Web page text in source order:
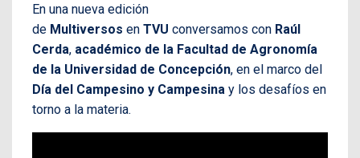
En una nueva edición
de Multiversos en TVU conversamos con Raúl
Cerda, académico de la Facultad de Agronomía
de la Universidad de Concepción, en el marco del
Día del Campesino y Campesina y los desafíos en
torno a la materia.